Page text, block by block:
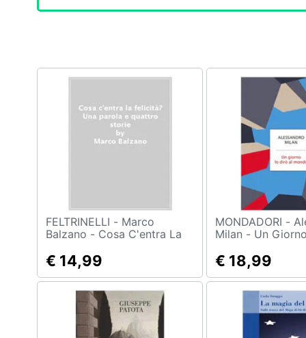
Salute e igiene
Prima infanzia
Casalinghi
Abbigliamento
FELTRINELLI - Marco
Balzano - Cosa C'entra La
Quattro Storie
€ 14,99
MONDADORI - Alessandro
Milan - Un
€ 18,99